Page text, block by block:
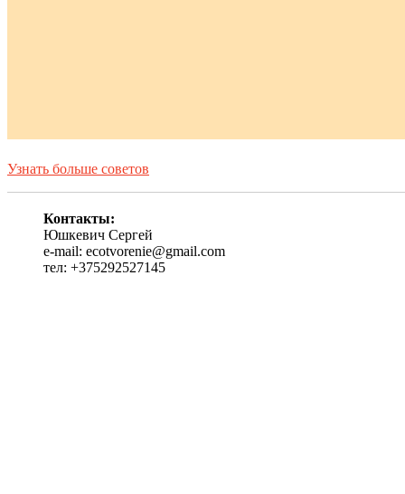
Узнать больше советов
Контакты:
Юшкевич Сергей
e-mail: ecotvorenie@gmail.com
тел: +375292527145